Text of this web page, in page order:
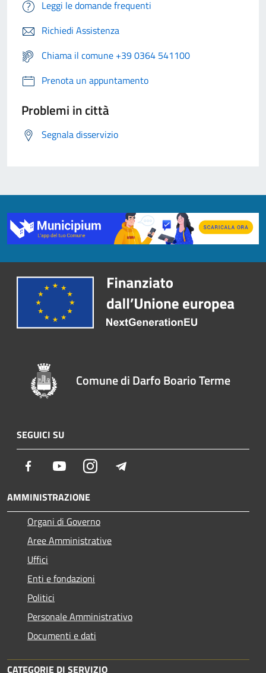
Leggi le domande frequenti
Richiedi Assistenza
Chiama il comune +39 0364 541100
Prenota un appuntamento
Problemi in città
Segnala disservizio
Comune di Darfo Boario Terme
SEGUICI SU
Facebook YoutubeInstagram
AMMINISTRAZIONE
Organi di Governo
Aree Amministrative
Uffici
Enti e fondazioni
Politici
Personale Amministrativo
Documenti e dati
CATEGORIE DI SERVIZIO